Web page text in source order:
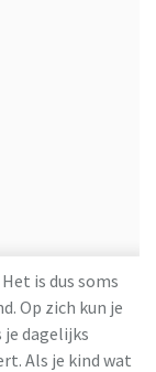
is dus soms
Op zich kun je
dagelijks
Als je kind wat